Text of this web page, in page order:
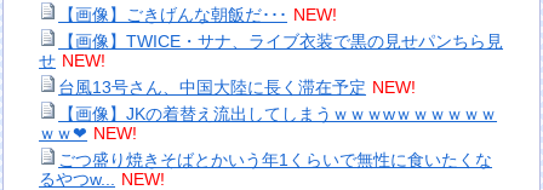
【画像】ごきげんな朝飯だ･･･ NEW!
【画像】TWICE・サナ、ライブ衣装で黒の見せパンちら見
せ NEW!
台風13号さん、中国大陸に長く滞在予定 NEW!
【画像】JKの着替え流出してしまうｗｗｗwｗｗｗｗｗｗ
ｗｗ❤ NEW!
ごつ盛り焼きそばとかいう年1くらいで無性に食いたくな
るやつw...
NEW!